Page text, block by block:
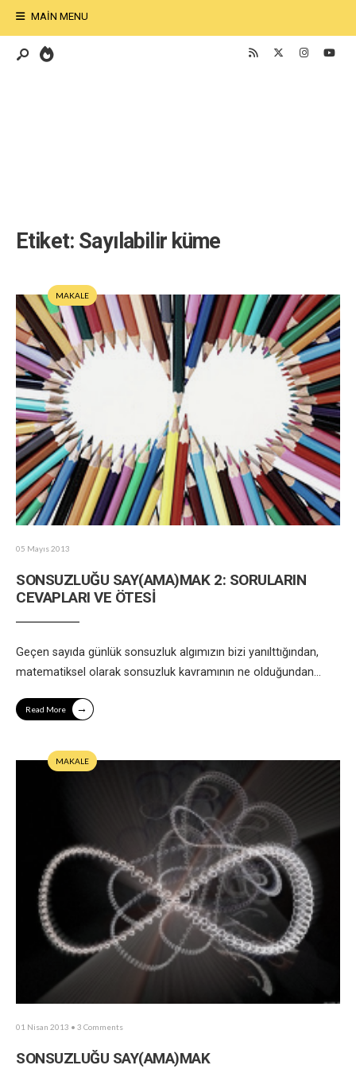
MAIN MENU
Etiket: Sayılabilir küme
MAKALE
05 Mayıs 2013
SONSUZLUĞU SAY(AMA)MAK 2: SORULARIN
CEVAPLARI VE ÖTESİ
Geçen sayıda günlük sonsuzluk algımızın bizi yanılttığından,
matematiksel olarak sonsuzluk kavramının ne olduğundan...
Read More →
MAKALE
01 Nisan 2013 • 3 Comments
SONSUZLUĞU SAY(AMA)MAK